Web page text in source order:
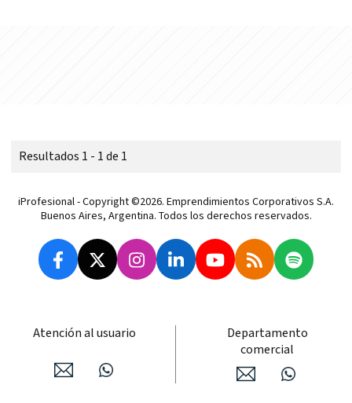
Resultados 1 - 1 de 1
iProfesional - Copyright ©2026. Emprendimientos Corporativos S.A.
Buenos Aires, Argentina. Todos los derechos reservados.
Atención al usuario
Departamento
comercial